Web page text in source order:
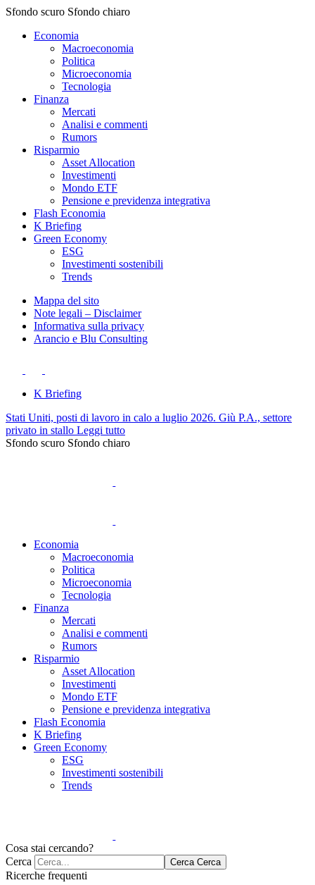
Sfondo scuro Sfondo chiaro
Economia
Macroeconomia
Politica
Microeconomia
Tecnologia
Finanza
Mercati
Analisi e commenti
Rumors
Risparmio
Asset Allocation
Investimenti
Mondo ETF
Pensione e previdenza integrativa
Flash Economia
K Briefing
Green Economy
ESG
Investimenti sostenibili
Trends
Mappa del sito
Note legali – Disclaimer
Informativa sulla privacy
Arancio e Blu Consulting
K Briefing
Stati Uniti, posti di lavoro in calo a luglio 2026. Giù P.A., settore
privato in stallo Leggi tutto
Sfondo scuro Sfondo chiaro
Economia
Macroeconomia
Politica
Microeconomia
Tecnologia
Finanza
Mercati
Analisi e commenti
Rumors
Risparmio
Asset Allocation
Investimenti
Mondo ETF
Pensione e previdenza integrativa
Flash Economia
K Briefing
Green Economy
ESG
Investimenti sostenibili
Trends
Cosa stai cercando?
Cerca
Cerca Cerca
Ricerche frequenti